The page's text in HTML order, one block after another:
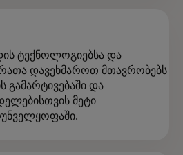
ტექნოლოგიებსა და
დავეხმაროთ მთავრობებს
გამარტივებაში და
მეტი